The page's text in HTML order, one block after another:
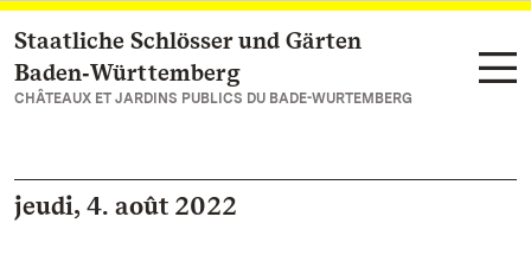
Vers la page d’accueil
Staatliche Schlösser und Gärten
Baden‑Württemberg
CHÂTEAUX ET JARDINS PUBLICS DU BADE-WURTEMBERG
jeudi, 4. août 2022